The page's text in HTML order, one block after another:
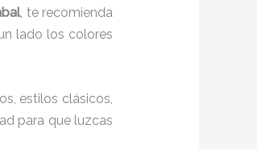
, te recomienda
lado los colores
estilos clásicos,
para que luzcas